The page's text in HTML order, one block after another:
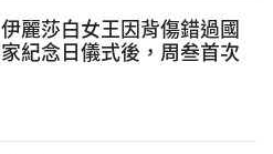
伊麗莎白女王因背傷錯過國
家紀念日儀式後，周叁首次